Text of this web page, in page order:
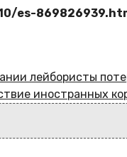
es-
лейбористы
иностранных